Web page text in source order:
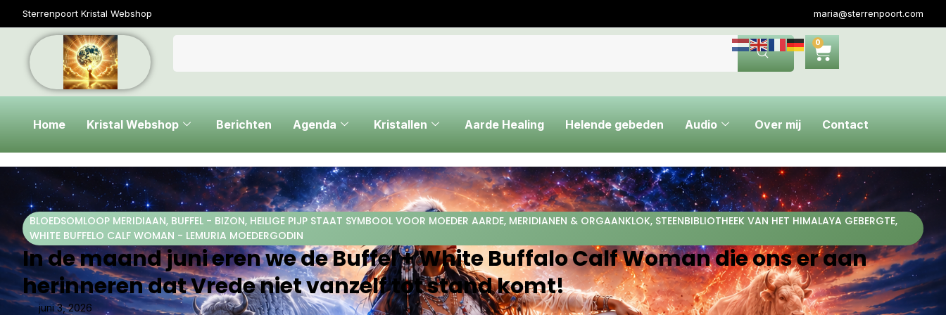
Sterrenpoort Kristal Webshop maria@sterrenpoort.com
0
Home Kristal Webshop Berichten Agenda Kristallen Aarde Healing Helende gebeden Audio Over mij Contact
BLOEDSOMLOOP MERIDIAAN, BUFFEL - BIZON, HEILIGE PIJP STAAT SYMBOOL VOOR MOEDER AARDE, MERIDIANEN & ORGAANKLOK, STEENBIBLIOTHEEK VAN HET HIMALAYA GEBERGTE,
WHITE BUFFELO CALF WOMAN - LEMURIA MOEDERGODIN
In de maand juni eren we de Buffel + White Buffalo Calf Woman die ons er aan
herinneren dat Vrede niet vanzelf tot stand komt!
juni 3, 2026